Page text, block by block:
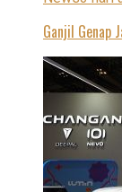
Ganjil Genap